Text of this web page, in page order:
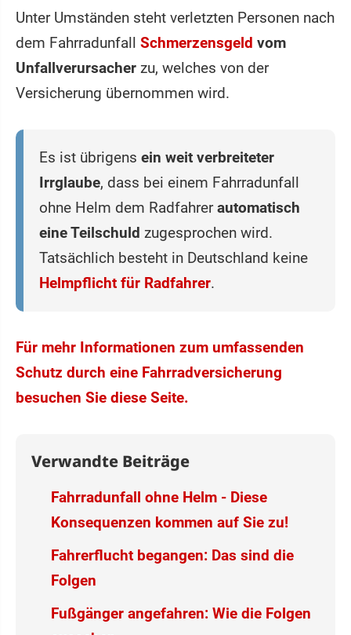
Unter Umständen steht verletzten Personen nach
dem Fahrradunfall Schmerzensgeld vom
Unfallverursacher zu, welches von der
Versicherung übernommen wird.
Es ist übrigens ein weit verbreiteter
Irrglaube, dass bei einem Fahrradunfall
ohne Helm dem Radfahrerautomatisch
eine Teilschuld zugesprochen wird.
Tatsächlich besteht in Deutschland keine
Helmpflicht für Radfahrer.
Für mehr Informationen zum umfassenden
Schutz durch eine Fahrradversicherung
besuchen Sie diese Seite.
Verwandte Beiträge
Fahrradunfall ohne Helm - Diese
Konsequenzen kommen auf Sie zu!
Fahrerflucht begangen: Das sind die
Folgen
Fußgänger angefahren: Wie die Folgen